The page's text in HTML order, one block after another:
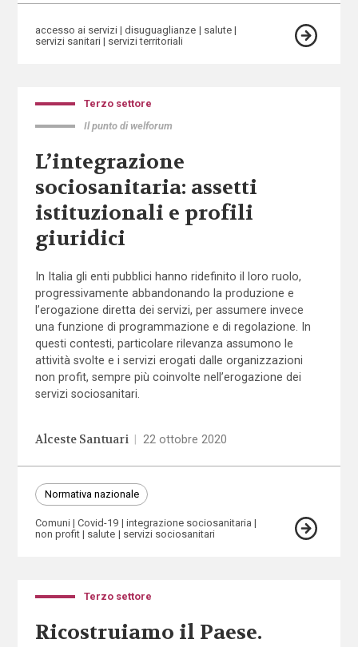
accesso ai servizi disuguaglianze
salute
servizi sanitari
servizi territoriali
Terzo settore
Il punto di welforum
L’integrazione
sociosanitaria: assetti
istituzionali e profili
giuridici
In Italia gli enti pubblici hanno ridefinito il loro ruolo,
progressivamente abbandonando la produzione e
l’erogazione diretta dei servizi, per assumere invece
una funzione di programmazione e di regolazione. In
questi contesti, particolare rilevanza assumono le
attività svolte e i servizi erogati dalle organizzazioni
non profit, sempre più coinvolte nell’erogazione dei
servizi sociosanitari.
Alceste Santuari 22 ottobre 2020
Normativa nazionale
Comuni Covid-19
integrazione sociosanitaria
non profit
salute servizi sociosanitari
Terzo settore
Ricostruiamo il Paese.